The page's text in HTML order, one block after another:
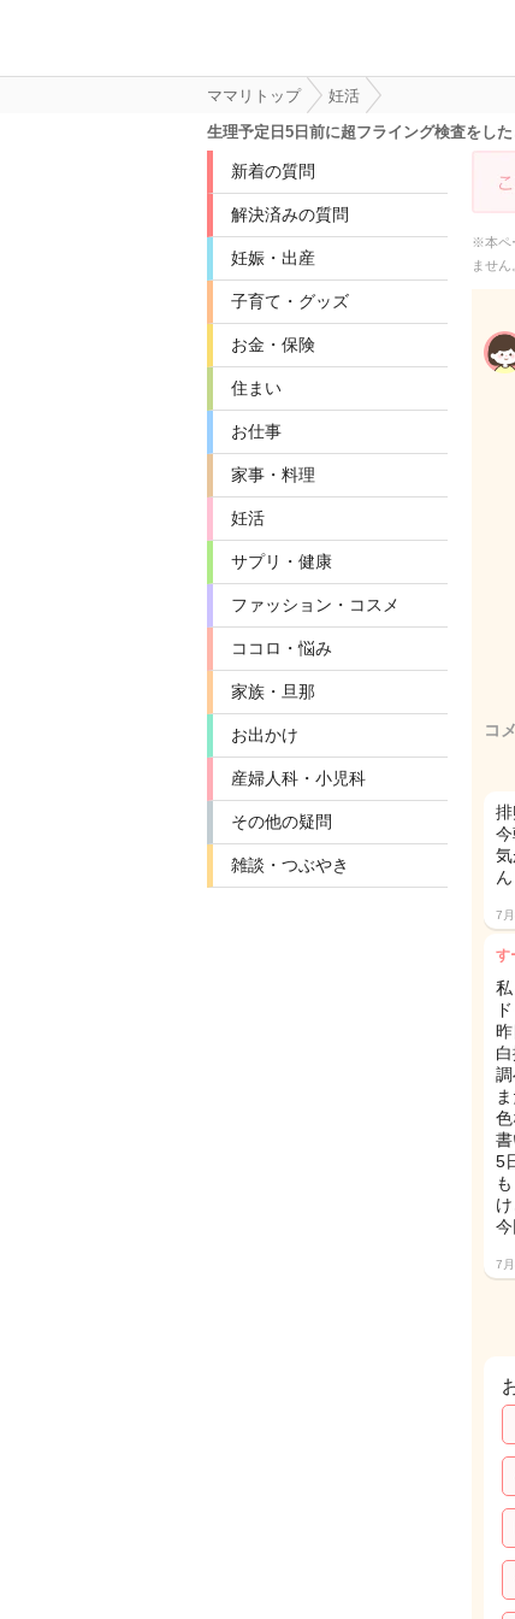
ママリトップ
妊活
生理予定日5日前に超フライング検査をし
新着の質問
解決済みの質問
妊娠・出産
子育て・グッズ
お金・保険
住まい
お仕事
家事・料理
妊活
サプリ・健康
ファッション・コスメ
ココロ・悩み
家族・旦那
お出かけ
産婦人科・小児科
その他の疑問
雑談・つぶやき
※本ペ
ません
コ
7
す
5
7